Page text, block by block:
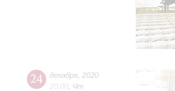
24 декабря 2020
20:00 Чт